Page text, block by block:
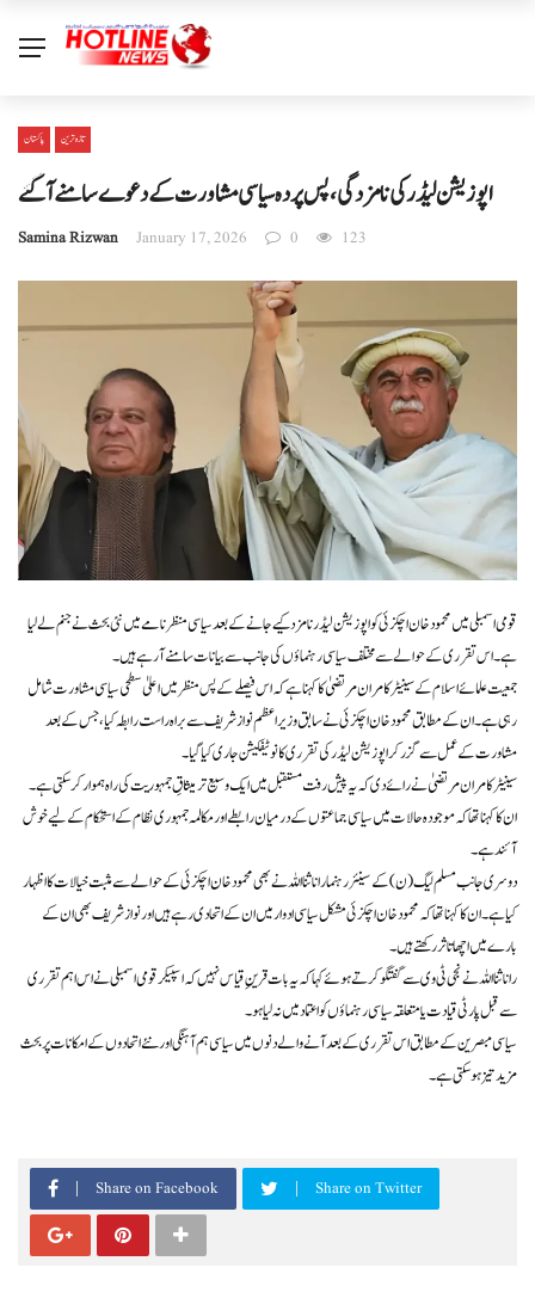
پاکستان تازہ ترین
اپوزیشن لیڈر کی نامزدگی، پس پردہ سیاسی مشاورت کے دعوے سامنے آ گئے
Samina Rizwan January 17, 2026 0 123
قومی اسمبلی میں محمود خان اچکزئی کو اپوزیشن لیڈر نامزد کیے جانے کے بعد سیاسی منظرنامے میں نئی بحث نے جنم لے لیا
ہے۔ اس تقرری کے حوالے سے مختلف سیاسی رہنماؤں کی جانب سے بیانات سامنے آ رہے ہیں۔
جمعیت علمائے اسلام کے سینیٹر کامران مرتضیٰ کا کہنا ہے کہ اس فیصلے کے پس منظر میں اعلیٰ سطحی سیاسی مشاورت شامل
رہی ہے۔ ان کے مطابق محمود خان اچکزئی نے سابق وزیراعظم نواز شریف سے براہ راست رابطہ کیا، جس کے بعد
مشاورت کے عمل سے گزر کر اپوزیشن لیڈر کی تقرری کا نوٹیفکیشن جاری کیا گیا۔
سینیٹر کامران مرتضیٰ نے رائے دی کہ یہ پیش رفت مستقبل میں ایک وسیع تر میثاقِ جمہوریت کی راہ ہموار کر سکتی ہے۔
ان کا کہنا تھا کہ موجودہ حالات میں سیاسی جماعتوں کے درمیان رابطے اور مکالمہ جمہوری نظام کے استحکام کے لیے خوش
آئند ہے۔
دوسری جانب مسلم لیگ (ن) کے سینئر رہنما رانا ثنا اللہ نے بھی محمود خان اچکزئی کے حوالے سے مثبت خیالات کا اظہار
کیا ہے۔ ان کا کہنا تھا کہ محمود خان اچکزئی مشکل سیاسی ادوار میں ان کے اتحادی رہے ہیں اور نواز شریف بھی ان کے
بارے میں اچھا تاثر رکھتے ہیں۔
رانا ثنا اللہ نے نجی ٹی وی سے گفتگو کرتے ہوئے کہا کہ یہ بات قرینِ قیاس نہیں کہ اسپیکر قومی اسمبلی نے اس اہم تقرری
سے قبل پارٹی قیادت یا متعلقہ سیاسی رہنماؤں کو اعتماد میں نہ لیا ہو۔
سیاسی مبصرین کے مطابق اس تقرری کے بعد آنے والے دنوں میں سیاسی ہم آہنگی اور نئے اتحادوں کے امکانات پر بحث
مزید تیز ہو سکتی ہے۔
Share on Facebook Share on Twitter